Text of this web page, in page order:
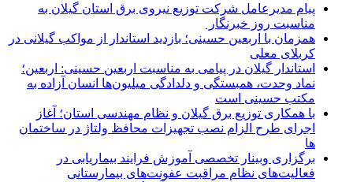
پیام مدیرعامل شركت توزیع نیروی برق استان گیلان به
مناسبت روز خبرنگار ‌
همزمان با اربعین حسینی؛ بازدید استاندار از مواکب گیلانی در
کربلای معلی
استاندار گیلان در پیامی به مناسبت اربعین حسینی: اربعین؛
نماد وحدت، همبستگی و دلدادگی میلیون‌ها انسان آزاده به
مکتب حسینی است
با همکاری توزیع برق گیلان و نظام مهندسی استان؛ آغاز
اجرای طرح الزام نصب تجهیزات محافظ ولتاژ در ساختمان
ها
برگزاری وبینار تخصصی آموزش فرایند بیماریابی در
فعالیت‌های نظام مراقبت عفونت‌های بیمارستانی